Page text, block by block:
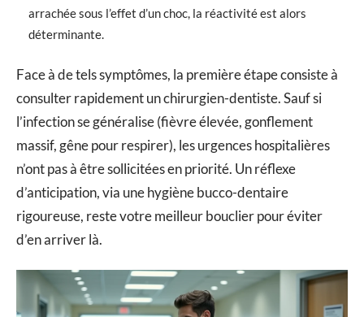
arrachée sous l’effet d’un choc, la réactivité est alors
déterminante.
Face à de tels symptômes, la première étape consiste à
consulter rapidement un chirurgien-dentiste. Sauf si
l’infection se généralise (fièvre élevée, gonflement
massif, gêne pour respirer), les urgences hospitalières
n’ont pas à être sollicitées en priorité. Un réflexe
d’anticipation, via une hygiène bucco-dentaire
rigoureuse, reste votre meilleur bouclier pour éviter
d’en arriver là.